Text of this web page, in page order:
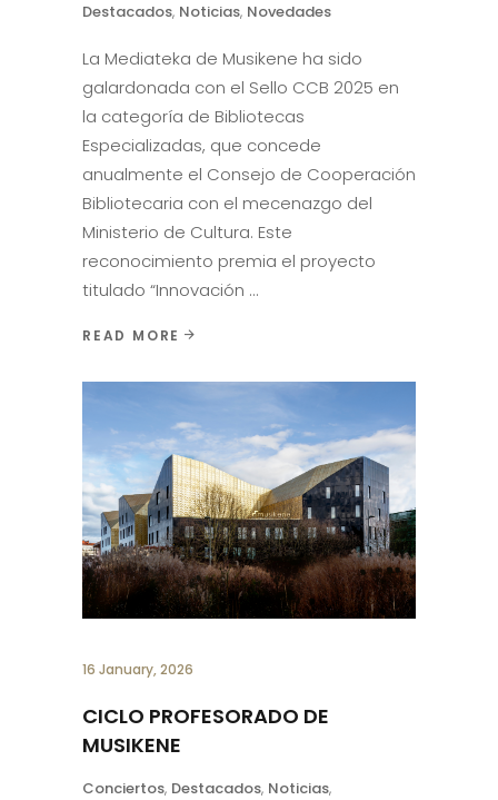
Destacados, Noticias, Novedades
La Mediateka de Musikene ha sido
galardonada con el Sello CCB 2025 en
la categoría de Bibliotecas
Especializadas, que concede
anualmente el Consejo de Cooperación
Bibliotecaria con el mecenazgo del
Ministerio de Cultura. Este
reconocimiento premia el proyecto
titulado “Innovación
READ MORE
16 January, 2026
CICLO PROFESORADO DE
MUSIKENE
Conciertos, Destacados, Noticias,